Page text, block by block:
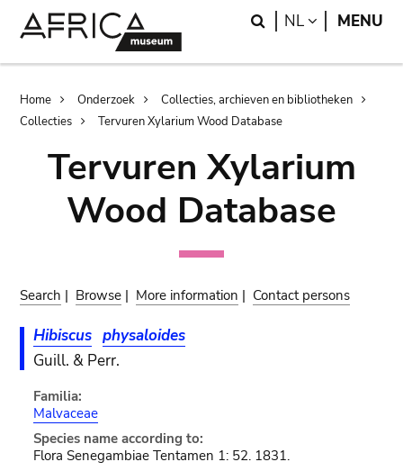
Search
NL LANGUAGE
MENU
Breadcrumb
Home Onderzoek
Collecties, archieven en bibliotheken
Collecties
Tervuren Xylarium Wood Database
Tervuren Xylarium
Wood Database
Search | Browse | More information | Contact persons
Hibiscus physaloides
Guill. & Perr.
Familia:
Malvaceae
Species name according to:
Flora Senegambiae Tentamen 1: 52. 1831.